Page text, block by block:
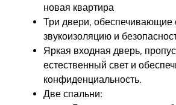
новая квартира
Три двери, обеспечивающие
звукоизоляцию и
Яркая входная дверь,
естественный свет и
конфиденциальность.
Две спальни: